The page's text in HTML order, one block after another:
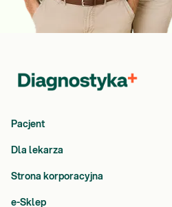
Pacjent
Dla lekarza
Strona korporacyjna
e-Sklep